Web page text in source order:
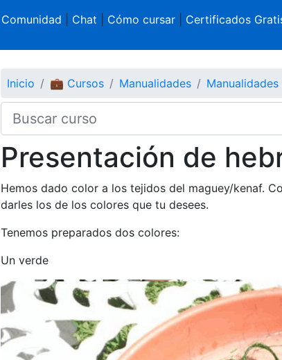
Comunidad Chat Cómo cursar| Certificados
Inicio 💼 Cursos Manualidades Manualidades
Presentación de
Hemos dado color a los tejidos del maguey/kenaf.
darles los de los colores que tu desees.
Tenemos preparados dos colores:
Un verde